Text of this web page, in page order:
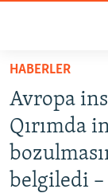
Esas
qaytmaq
Baş
navigatsiyağa
qaytmaq
Qıdıruvğa
SİYASET
İQTİSADİYAT
CEMİYET
HABERLER
Avropa
Qırımda
belgiledi